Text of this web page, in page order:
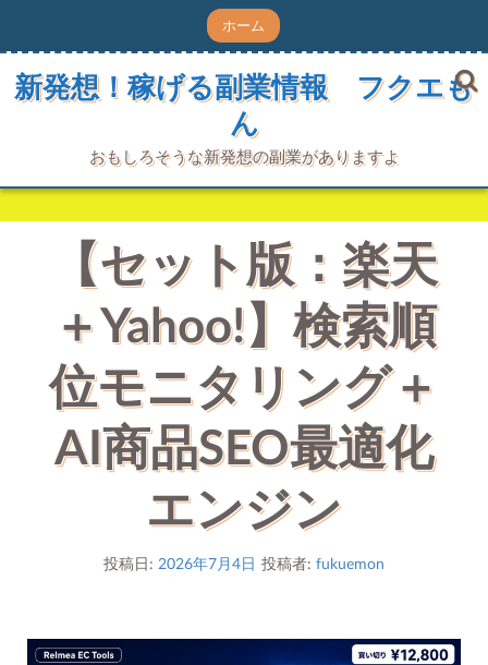
テ
プ
ホーム
新発想！稼げる副業情報 フクエも
ん
おもしろそうな新発想の副業がありますよ
【セット版：楽天
＋Yahoo!】検索順
位モニタリング＋
AI商品SEO最適化
エンジン
投稿日: 2026年7月4日 投稿者: fukuemon